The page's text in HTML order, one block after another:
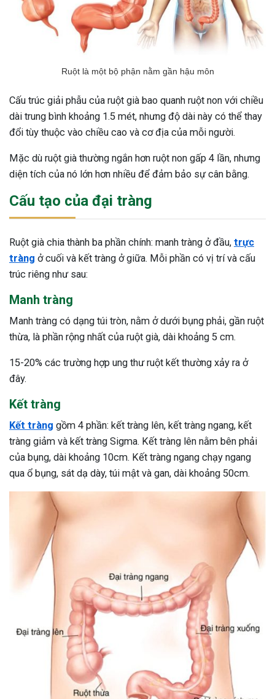
Sau Sinh Có Tự Khỏi
Thông Tin Cần Biết
sau sinh là tình trạng viêm da
phổ biến, khiến đôi bàn tay,
của chị em trở nên khô...
Ruột là một bộ phận nằm gần hậu môn
Cấu trúc giải phẫu của ruột già bao quanh ruột non với chiều
dài trung bình khoảng 1.5 mét, nhưng độ dài này có thể thay
đổi tùy thuộc vào chiều cao và cơ địa của mỗi người.
Mặc dù ruột già thường ngắn hơn ruột non gấp 4 lần, nhưng
diện tích của nó lớn hơn nhiều để đảm bảo sự cân bằng.
Cấu tạo của đại tràng
Ruột già chia thành ba phần chính: manh tràng ở đầu, trực
tràng ở cuối và kết tràng ở giữa. Mỗi phần có vị trí và cấu
trúc riêng như sau:
Manh tràng
Manh tràng có dạng túi tròn, nằm ở dưới bụng phải, gần ruột
thừa, là phần rộng nhất của ruột già, dài khoảng 5 cm.
15-20% các trường hợp ung thư ruột kết thường xảy ra ở
đây.
Kết tràng
Kết tràng gồm 4 phần: kết tràng lên, kết tràng ngang, kết
tràng giảm và kết tràng Sigma. Kết tràng lên nằm bên phải
của bụng, dài khoảng 10cm. Kết tràng ngang chạy ngang
qua ổ bụng, sát dạ dày, túi mật và gan, dài khoảng 50cm.